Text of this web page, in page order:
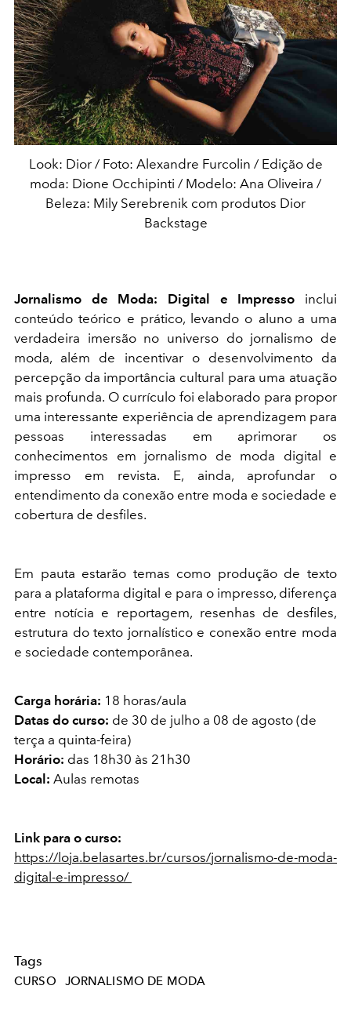
Look: Dior / Foto: Alexandre Furcolin / Edição de
moda: Dione Occhipinti / Modelo: Ana Oliveira /
Beleza: Mily Serebrenik com produtos Dior
Backstage
Jornalismo de Moda: Digital e Impresso inclui
conteúdo teórico e prático, levando o aluno a uma
verdadeira imersão no universo do jornalismo de
moda, além de incentivar o desenvolvimento da
percepção da importância cultural para uma atuação
mais profunda. O currículo foi elaborado para propor
uma interessante experiência de aprendizagem para
pessoas interessadas em aprimorar os
conhecimentos em jornalismo de moda digital e
impresso em revista. E, ainda, aprofundar o
entendimento da conexão entre moda e sociedade e
cobertura de desfiles.
Em pauta estarão temas como produção de texto
para a plataforma digital e para o impresso, diferença
entre notícia e reportagem, resenhas de desfiles,
estrutura do texto jornalístico e conexão entre moda
e sociedade contemporânea.
Carga horária: 18 horas/aula
Datas do curso: de 30 de julho a 08 de agosto (de
terça a quinta-feira)
Horário: das 18h30 às 21h30
Local: Aulas remotas
Link para o curso:
https://loja.belasartes.br/cursos/jornalismo-de-moda-
digital-e-impresso/
Tags
CURSO JORNALISMO DE MODA